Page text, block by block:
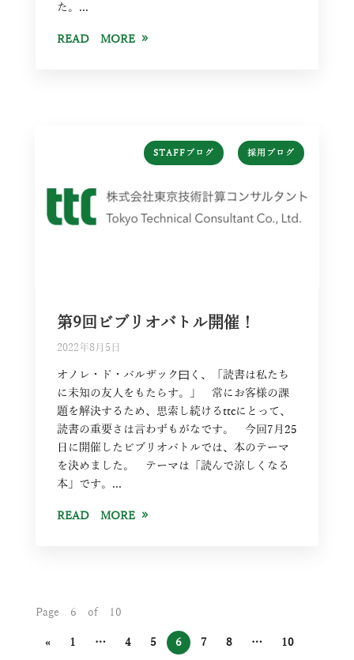
た。...
READ MORE
STAFFブログ , 採用ブログ
第9回ビブリオバトル開催！
2022年8月5日
オノレ・ド・バルザック曰く、「読書は私たち
に未知の友人をもたらす。」 常にお客様の課
題を解決するため、思索し続けるttcにとって、
読書の重要さは言わずもがなです。 今回7月25
日に開催したビブリオバトルでは、本のテーマ
を決めました。 テーマは「読んで涼しくなる
本」です。...
READ MORE
Page 6 of 10
« 1 … 4 5 6 7 8 … 10